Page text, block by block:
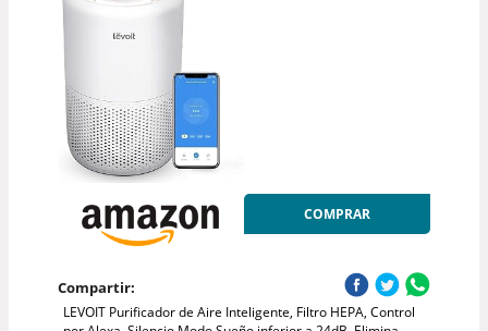
COMPRAR
Compartir:
LEVOIT Purificador de Aire Inteligente, Filtro HEPA, Control